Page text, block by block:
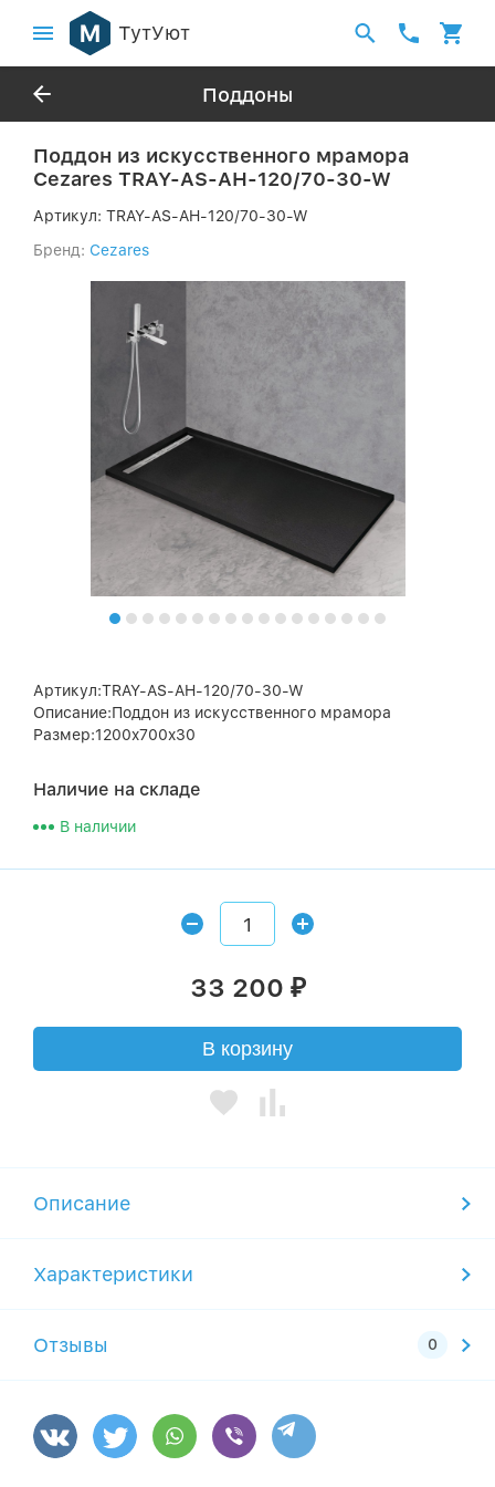
ТутУют
Поддоны
Поддон из искусственного мрамора
Cezares TRAY-AS-AH-120/70-30-W
Артикул: TRAY-AS-AH-120/70-30-W
Бренд: Cezares
Артикул:TRAY-AS-AH-120/70-30-W
Описание:Поддон из искусственного мрамора
Размер:1200x700x30
Наличие на складе
В наличии
33 200 ₽
В корзину
Описание
Характеристики
Отзывы